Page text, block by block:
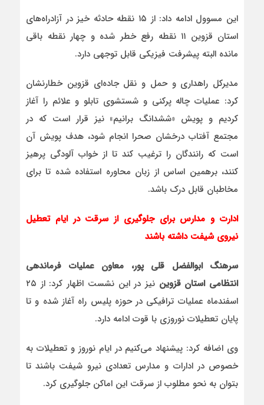
این مسوول ادامه داد: از ۱۵ نقطه حادثه خیز در آزادراه‌های
استان قزوین ۱۱ نقطه رفع خطر شده و چهار نقطه باقی
مانده البته پیشرفت فیزیکی قابل توجهی دارد.
مدیرکل راهداری و حمل و نقل جاده‌ای قزوین خطارنشان
کرد: عملیات چاله پرکنی و شستشوی تابلو و علائم را آغاز
کردیم و پویش‌ «ششدانگ برانیم» نیز قرار است که در
مجتمع آفتاب درخشان صحرا انجام شود، هدف پویش آن
است که رانندگان را ترغیب کند تا از خواب آلودگی پرهیز
کنند، برهمین اساس از زبان محاوره استفاده شده تا برای
مخاطبان قابل درک باشد.
ادارت و مدارس برای جلوگیری از سرقت در ایام تعطیل
نیروی شیفت داشته باشند
سرهنگ ابوالفضل قلی پور، معاون عملیات فرماندهی
انتظامی استان قزوین
نیز در این نشست اظهار کرد: از ۲۵
اسفندماه عملیات ترافیکی در حوزه پلیس راه آغاز شده و تا
پایان تعطیلات نوروزی با قوت ادامه دارد.
وی اضافه کرد: پیشنهاد می‌کنیم در ایام نوروز و تعطیلات به
خصوص در ادارات و مدارس تعدادی نیرو شیفت باشند تا
بتوان به نحو مطلوب از سرقت این اماکن جلوگیری کرد.